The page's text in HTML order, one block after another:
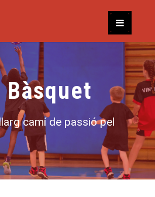
Bàsquet
camí de passió pel